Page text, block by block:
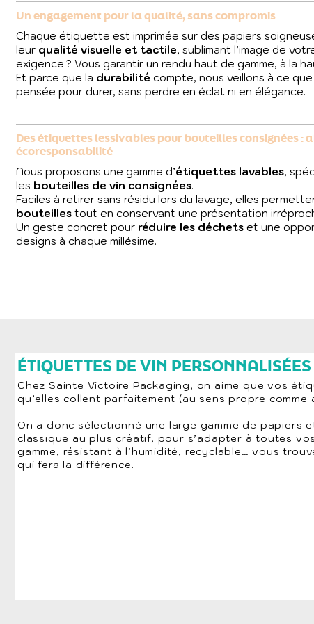
Un engagement pour la qualité, sans compromis
Chaque étiquette est imprimée sur des papiers
leur qualité visuelle et tactile, sublimant l’image de
exigence ? Vous garantir un rendu haut de gamme, à la
Et parce que la durabilité compte, nous veillons à ce
pensée pour durer, sans perdre en éclat ni en élégance.
Des étiquettes lessivables pour bouteilles consignées :
écoresponsabilité
Nous proposons une gamme d’étiquettes lavables,
les bouteilles de vin consignées.
Faciles à retirer sans résidu lors du lavage, elles
bouteilles tout en conservant une présentation
Un geste concret pour réduire les déchets et une
designs à chaque millésime.
ÉTIQUETTES DE VIN PERSONNALISÉES
Chez Sainte Victoire Packaging, on aime que vos
qu’elles collent parfaitement (au sens propre
On a donc sélectionné une large gamme de papiers
classique au plus créatif, pour s’adapter à toutes
gamme, résistant à l’humidité, recyclable… vous
qui fera la différence.